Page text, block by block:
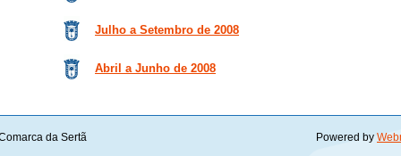
Julho a Setembro de 2008
Abril a Junho de 2008
da Sertã Powered by